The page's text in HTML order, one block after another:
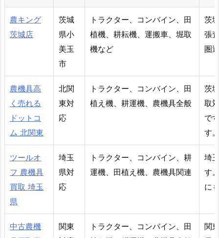
農キング
茨城店
茨城
県小
美玉
市
トラクター、コンバイン、田
植機、耕耘機、運搬車、堀取
機など
茨
張
圏
農機具高
く売れる
ドットコ
ム 北関東
北関
東対
応
トラクター、コンバイン、田
植え機、耕運機、農機具全般
茨
取
で
す
ツールオ
フ 農機具
買取 埼玉
県
埼玉
県対
応
トラクター、コンバイン、耕
運機、田植え機、農機具関連
埼
す
に
中古農機
関東
トラクター、コンバイン、田
関